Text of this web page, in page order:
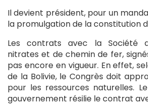
Il devient président, pour un
la promulgation de la constitution
Les contrats avec la Société
nitrates et de chemin de fer,
pas encore en vigueur. En effet,
de la Bolivie, le Congrès doit
pour les ressources naturelles.
gouvernement résilie le contrat